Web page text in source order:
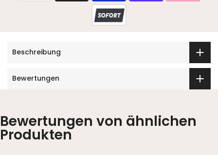
Beschreibung
Bewertungen
Bewertungen von ähnlichen
Produkten